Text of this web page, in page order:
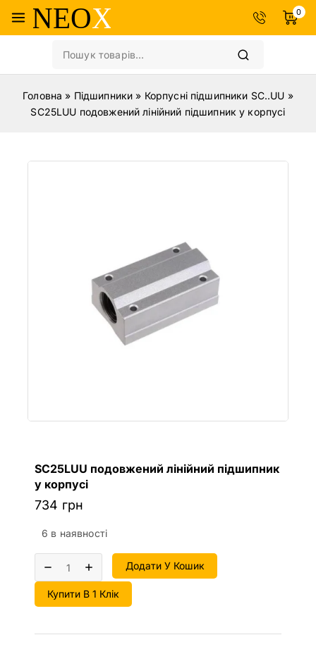
0
Головна » Підшипники » Корпусні підшипники SC..UU »
SC25LUU подовжений лінійний підшипник у корпусі
SC25LUU подовжений лінійний підшипник
у корпусі
734 грн
6 в наявності
Додати У Кошик
Купити В 1 Клік